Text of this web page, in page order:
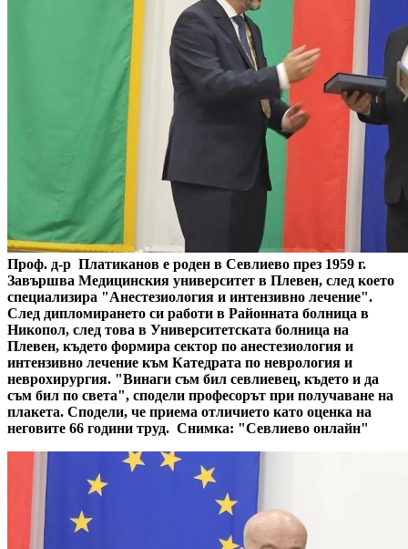
Проф. д-р Платиканов е роден в Севлиево през 1959 г.
Завършва Медицинския университет в Плевен, след което
специализира "Анестезиология и интензивно лечение".
След дипломирането си работи в Районната болница в
Никопол, след това в Университетската болница на
Плевен, където формира сектор по анестезиология и
интензивно лечение към Катедрата по неврология и
неврохирургия. "Винаги съм бил севлиевец, където и да
съм бил по света", сподели професорът при получаване на
плакета. Сподели, че приема отличието като оценка на
неговите 66 години труд. Снимка: "Севлиево онлайн"